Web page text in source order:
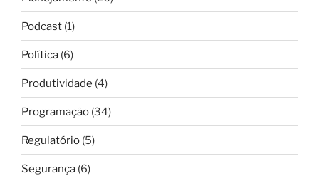
Podcast (1)
Política (6)
Produtividade (4)
Programação (34)
Regulatório (5)
Segurança (6)